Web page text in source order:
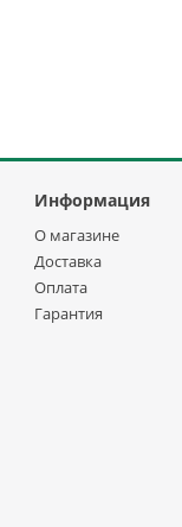
Информация
О магазине
Доставка
Оплата
Гарантия